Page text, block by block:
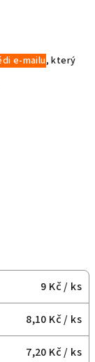
e-mailu, který
9 Kč/ ks
8,10 Kč/ ks
7,20 Kč/ ks